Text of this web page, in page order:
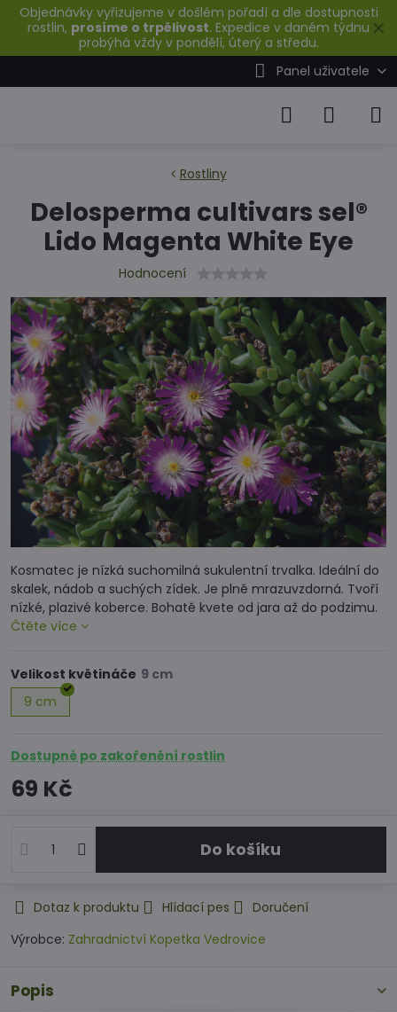
✕
Objednávky vyřizujeme v došlém pořadí a dle dostupnosti
rostlin, prosíme o trpělivost. Expedice v daném týdnu
probýhá vždy v pondělí, úterý a středu.
Panel uživatele
Rostliny
Delosperma cultivars sel®
Lido Magenta White Eye
Hodnocení
Kosmatec je nízká suchomilná sukulentní trvalka. Ideální do
skalek, nádob a suchých zídek. Je plně mrazuvzdorná. Tvoří
nízké, plazivé koberce. Bohatě kvete od jara až do podzimu.
Čtěte více
Velikost květináče
9 cm
Dostupné po zakořenění rostlin
69 Kč
Do košíku
Dotaz k produktu Hlídací pes
Doručení
Výrobce: Zahradnictví Kopetka Vedrovice
Popis